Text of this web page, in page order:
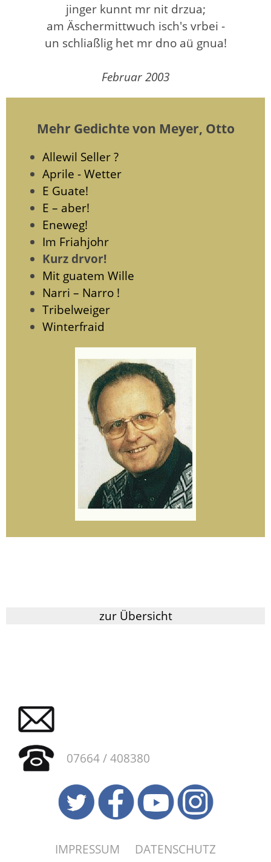
jinger kunnt mr nit drzua;
am Äschermittwuch isch's vrbei -
un schliaßlig het mr dno aü gnua!
Februar 2003
Mehr Gedichte von Meyer, Otto
Allewil Seller ?
Aprile - Wetter
E Guate!
E – aber!
Eneweg!
Im Friahjohr
Kurz drvor!
Mit guatem Wille
Narri – Narro !
Tribelweiger
Winterfraid
zur Übersicht
07664 / 408380
IMPRESSUM DATENSCHUTZ